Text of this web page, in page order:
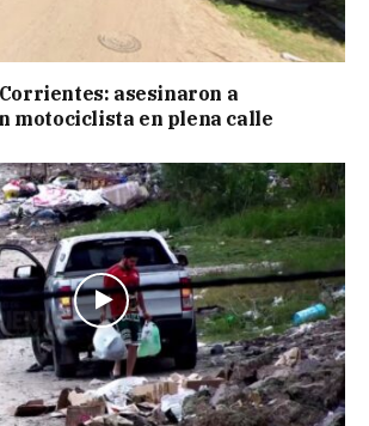
asesinaron a
motociclista en plena calle